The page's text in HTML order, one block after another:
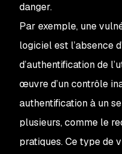
danger.
Par exemple, une
logiciel est l’absence
d’authentification de
œuvre d’un contrôle
authentification à un
plusieurs, comme le
pratiques. Ce type de